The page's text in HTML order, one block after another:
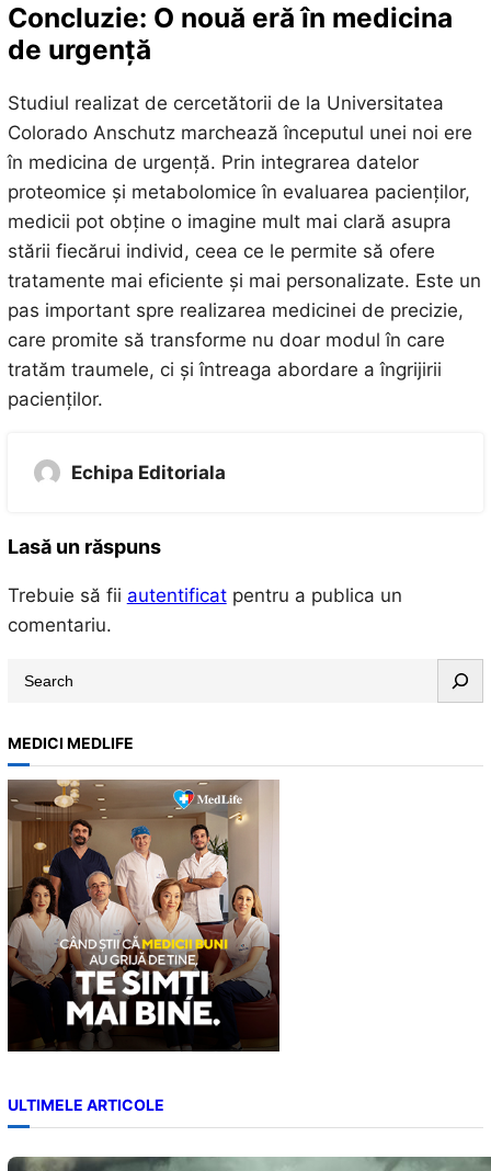
Concluzie: O nouă eră în medicina
de urgență
Studiul realizat de cercetătorii de la Universitatea
Colorado Anschutz marchează începutul unei noi ere
în medicina de urgență. Prin integrarea datelor
proteomice și metabolomice în evaluarea pacienților,
medicii pot obține o imagine mult mai clară asupra
stării fiecărui individ, ceea ce le permite să ofere
tratamente mai eficiente și mai personalizate. Este un
pas important spre realizarea medicinei de precizie,
care promite să transforme nu doar modul în care
tratăm traumele, ci și întreaga abordare a îngrijirii
pacienților.
Echipa Editoriala
Lasă un răspuns
Trebuie să fii autentificatpentru a publica un
comentariu.
r
c
h
MEDICI MEDLIFE
ULTIMELE ARTICOLE